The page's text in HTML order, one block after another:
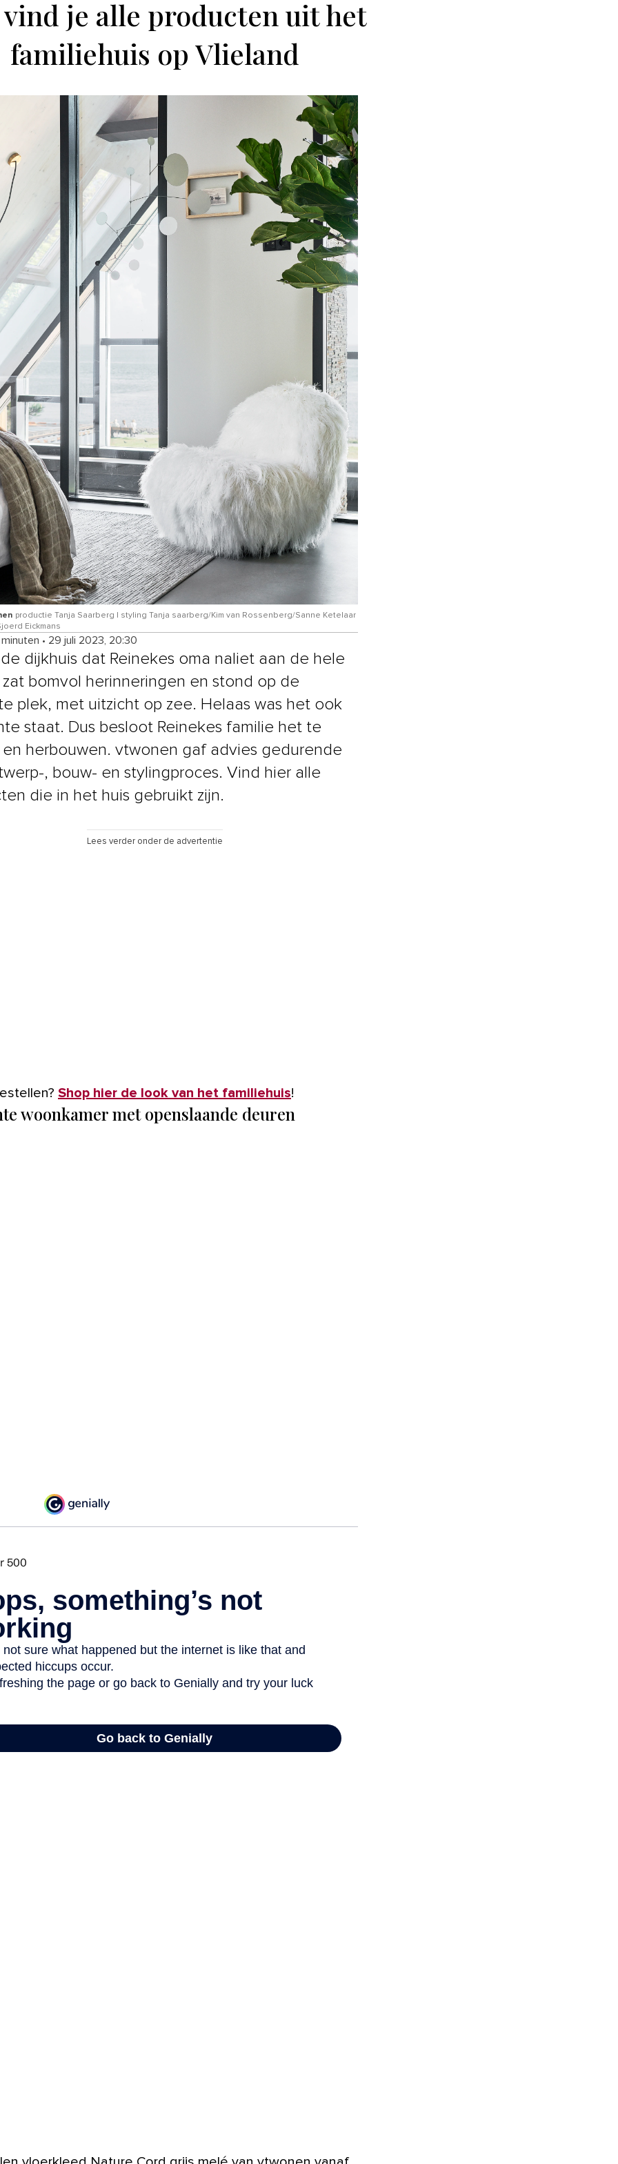
je alle producten uit het
familiehuis op Vlieland
productie Tanja Saarberg | styling Tanja saarberg/Kim van Rossenberg/Sanne Ketelaar
Eickmans
• 29 juli 2023, 20:30
dijkhuis dat Reinekes oma naliet aan de hele
bomvol herinneringen en stond op de
plek, met uitzicht op zee. Helaas was het ook
staat. Dus besloot Reinekes familie het te
en herbouwen. vtwonen gaf advies gedurende
, bouw- en stylingproces. Vind hier alle
die in het huis gebruikt zijn.
Lees verder onder de advertentie
Shop hier de look van het familiehuis!
woonkamer met openslaande deuren